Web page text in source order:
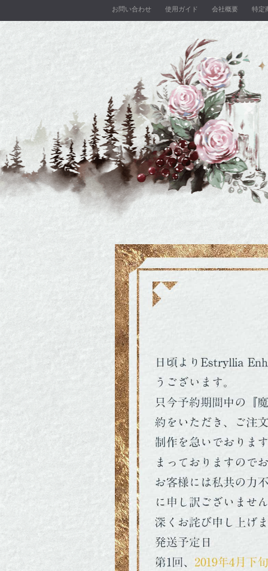
お問い合わせ 使用ガイド 会社概要 特定